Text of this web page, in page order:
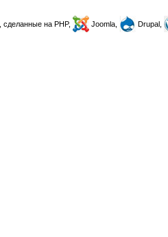
, сделанные на PHP, Joomla, Drupal,